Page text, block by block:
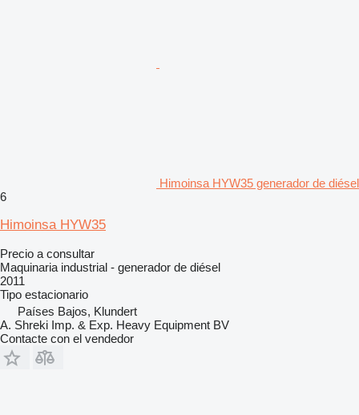
Himoinsa HYW35 generador de diésel
6
Himoinsa HYW35
Precio a consultar
Maquinaria industrial - generador de diésel
2011
Tipo estacionario
Países Bajos, Klundert
A. Shreki Imp. & Exp. Heavy Equipment BV
Contacte con el vendedor